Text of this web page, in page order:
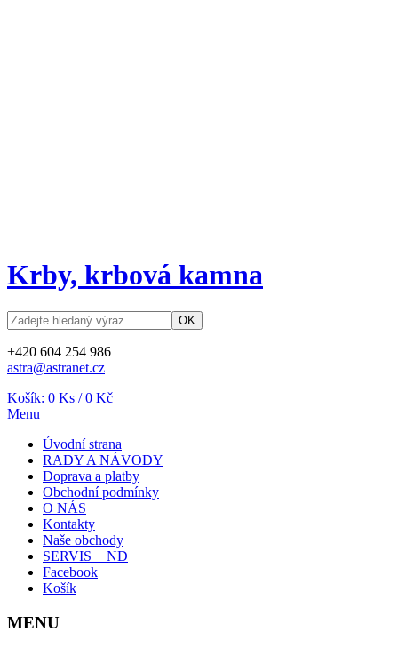
Krby, krbová kamna
+420 604 254 986
astra@astranet.cz
Košík: 0 Ks /0 Kč
Menu
Úvodní strana
RADY A NÁVODY
Doprava a platby
Obchodní podmínky
O NÁS
Kontakty
Naše obchody
SERVIS + ND
Facebook
Košík
MENU